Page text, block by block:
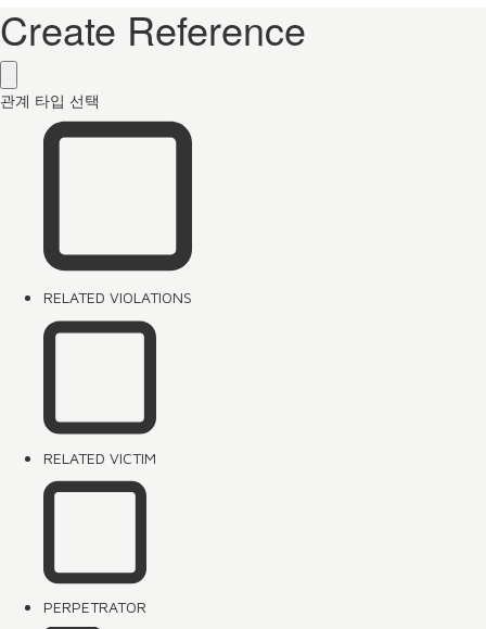
Create Reference
관계 타입 선택
RELATED VIOLATIONS
RELATED VICTIM
PERPETRATOR